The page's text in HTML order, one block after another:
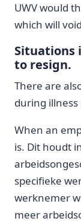
UWV would
which will
Situations
to resign.
There are
during
When an
is. Dit houdt
specifieke
werknemer
meer